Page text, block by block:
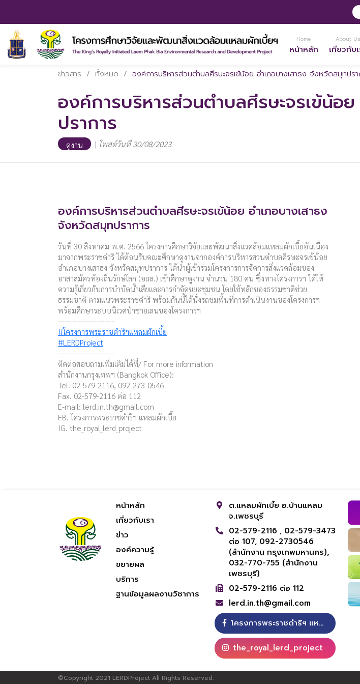
Home
หน้าหลัก
About Us
เกี่ยวกับ
ข่าวสาร / ทั้งหมด / องค์การบริหารส่วนตำบลศีรษะจรเข้น้อย อำเภอบางเสาธง จังหวัดสมุทปรา
องค์การบริหารส่วนตำบลศีรษะจรเข้น้อ
ปราการ
ดูงาน | โพสต์วันที่ 30/08/2023
องค์การบริหารส่วนตำบลศีรษะจรเข้น้อย อำเภอบางเสาธง
จังหวัดสมุทปราการ
วันที่ 30 สิงหาคม พ.ศ. 2566 โครงการศึกษาวิจัยและพัฒนาสิ่งแวดล้อมแหลมผักเบี้ยอันเนื่อง
มาจากพระราชดำริ ได้ต้อนรับคณะศึกษาดูงานจากองค์การบริหารส่วนตำบลศีรษะจรเข้น้อย
อำเภอบางเสาธง จังหวัดสมุทปราการ ได้นำผู้เข้าร่วมโครงการการจัดการสิ่งแวดล้อมของ
อาสาสมัครท้องถิ่นรักษ์โลก (อถล.) เข้าศึกษาดูงาน จำนวน 180 คน ซึ่งทางโครงการฯ ได้ให้
ความรู้เกี่ยวกับการบำบัดน้ำเสียและการกำจัดขยะชุมชน โดยใช้หลักของธรรมชาติช่วย
ธรรมชาติ ตามแนวพระราชดำริ พร้อมกันนี้ได้นั่งรถชมพื้นที่การดำเนินงานของโครงการฯ
พร้อมศึกษาระบบนิเวศป่าชายเลนของโครงการฯ
————————–
#โครงการพระราชดำริฯแหลมผักเบี้ย
#LERDProject
————————–
ติดต่อสอบถามเพิ่มเติมได้ที่/ For more information
สำนักงานกรุงเทพฯ (Bangkok Office):
Tel. 02-579-2116, 092-273-0546
Fax. 02-579-2116 ต่อ 112
E-mail: lerd.in.th@gmail.com
FB. โครงการพระราชดำริฯ แหลมผักเบี้ย
IG. the_royal_lerd_project
หน้าหลัก
เกี่ยวกับเรา
ข่าว
องค์ความรู้
ขยายผล
บริการ
ฐานข้อมูลผลงานวิชาการ
ต.แหลมผักเบี้ย อ.บ้านแหลม
จ.เพชรบุรี
02-579-2116 , 02-579-3473
ต่อ 107, 092-2730546
(สำนักงาน กรุงเทพมหานคร),
032-770-755 (สำนักงาน
เพชรบุรี)
02-579-2116 ต่อ 112
lerd.in.th@gmail.com
โครงการพระราชดำริฯ แหลมผักเบี้ย
the_royal_lerd_project
©Copyright 2021 LERDProject All Rights Reserved.